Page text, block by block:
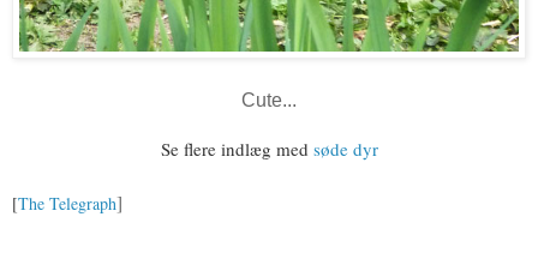
Cute...
Se flere indlæg med søde dyr
[The Telegraph]